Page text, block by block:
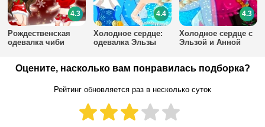
Рождественская
одевалка чиби
4.3
Холодное сердце:
одевалка Эльзы
4.4
Холодное сердце с
Эльзой и Анной
4.3
Оцените, насколько вам понравилась подборка?
Рейтинг обновляется раз в несколько суток